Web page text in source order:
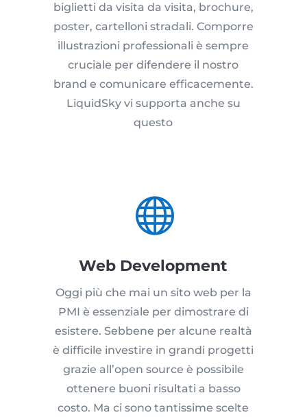
biglietti da visita da visita, brochure,
poster, cartelloni stradali. Comporre
illustrazioni professionali è sempre
cruciale per difendere il nostro
brand e comunicare efficacemente.
LiquidSky vi supporta anche su
questo

Web Development
Oggi più che mai un sito web per la
PMI è essenziale per dimostrare di
esistere. Sebbene per alcune realtà
è difficile investire in grandi progetti
grazie all’open source è possibile
ottenere buoni risultati a basso
costo. Ma ci sono tantissime scelte